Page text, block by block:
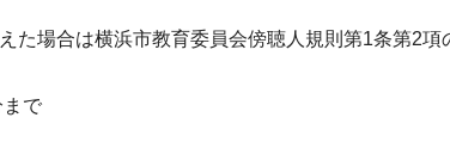
場合は横浜市教育委員会傍聴人規則第1条第2項
で